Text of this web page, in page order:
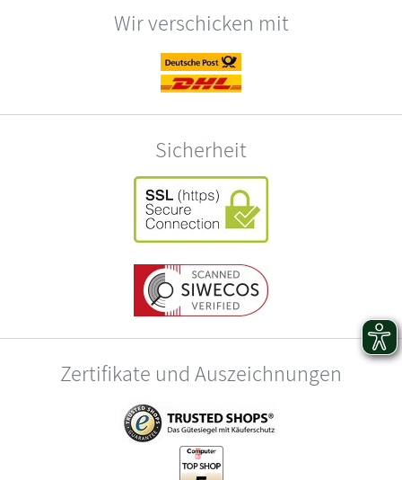
Wir verschicken mit
Sicherheit
Zertifikate und Auszeichnungen